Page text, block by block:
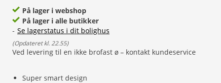
Super smart design
På lager i webshop
På lager i alle butikker
- Se lagerstatus i dit bolighus
(Opdateret kl. 22.55)
Ved levering til en ikke brofast ø – kontakt kundeservice